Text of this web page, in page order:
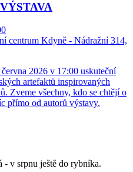
centrum Kdyně - Nádražní 314,
2026 v 17:00 uskuteční
artefaktů inspirovaných
Zveme všechny, kdo se chtějí o
přímo od autorů výstavy.
v srpnu ještě do rybníka.